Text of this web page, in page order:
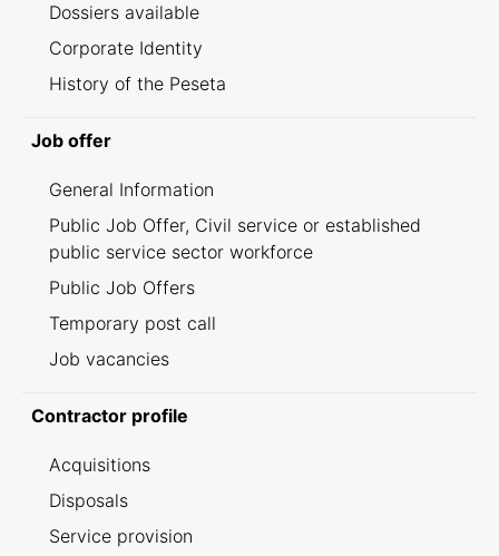
Dossiers available
Corporate Identity
History of the Peseta
Job offer
General Information
Public Job Offer, Civil service or established
public service sector workforce
Public Job Offers
Temporary post call
Job vacancies
Contractor profile
Acquisitions
Disposals
Service provision